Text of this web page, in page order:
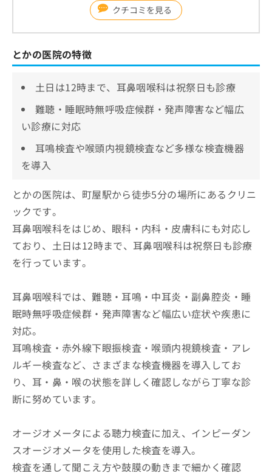
クチコミを見る
とかの医院の特徴
土日は12時まで、耳鼻咽喉科は祝祭日も診療
難聴・睡眠時無呼吸症候群・発声障害など幅広
い診療に対応
耳鳴検査や喉頭内視鏡検査など多様な検査機器
を導入
とかの医院は、町屋駅から徒歩5分の場所にあるクリニ
ックです。
耳鼻咽喉科をはじめ、眼科・内科・皮膚科にも対応し
ており、土日は12時まで、耳鼻咽喉科は祝祭日も診療
を行っています。
耳鼻咽喉科では、難聴・耳鳴・中耳炎・副鼻腔炎・睡
眠時無呼吸症候群・発声障害など幅広い症状や疾患に
対応。
耳鳴検査・赤外線下眼振検査・喉頭内視鏡検査・アレ
ルギー検査など、さまざまな検査機器を導入してお
り、耳・鼻・喉の状態を詳しく確認しながら丁寧な診
断に努めています。
オージオメータによる聴力検査に加え、インピーダン
スオージオメータを使用した検査を導入。
検査を通して聞こえ方や鼓膜の動きまで細かく確認